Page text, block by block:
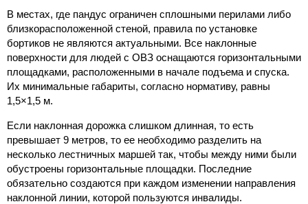
В местах, где пандус ограничен сплошными перилами либо
близкорасположенной стеной, правила по установке
бортиков не являются актуальными. Все наклонные
поверхности для людей с ОВЗ оснащаются горизонтальными
площадками, расположенными в начале подъема и спуска.
Их минимальные габариты, согласно нормативу, равны
1,5×1,5 м.
Если наклонная дорожка слишком длинная, то есть
превышает 9 метров, то ее необходимо разделить на
несколько лестничных маршей так, чтобы между ними были
обустроены горизонтальные площадки. Последние
обязательно создаются при каждом изменении направления
наклонной линии, которой пользуются инвалиды.